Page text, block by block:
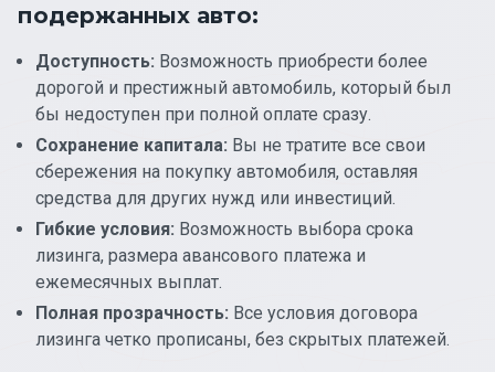
подержанных авто:
Доступность: Возможность приобрести более
дорогой и престижный автомобиль, который был
бы недоступен при полной оплате сразу.
Сохранение капитала: Вы не тратите все свои
сбережения на покупку автомобиля, оставляя
средства для других нужд или инвестиций.
Гибкие условия: Возможность выбора срока
лизинга, размера авансового платежа и
ежемесячных выплат.
Полная прозрачность: Все условия договора
лизинга четко прописаны, без скрытых платежей.